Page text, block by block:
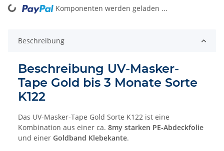
Komponenten werden geladen ...
Beschreibung
Beschreibung UV-Masker-
Tape Gold bis 3 Monate Sorte
K122
Das UV-Masker-Tape Gold Sorte K122 ist eine
Kombination aus einer ca. 8my starken PE-Abdeckfolie
und einer Goldband Klebekante.